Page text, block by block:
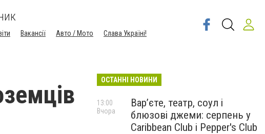
Вакансії Авто / Мото Слава Україні!
ОСТАННІ НОВИНИ
Вар’єте, театр, соул і
блюзові джеми: серпень у
Caribbean Club і Pepper's Club
13:00
Вчора